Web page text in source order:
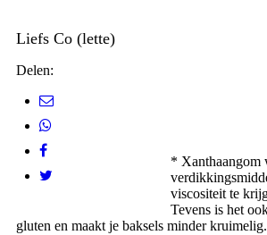
Liefs Co (lette)
Delen:
* Xanthaangom
viscositeit te
Tevens is het
gluten en maakt je baksels minder kruimelig.